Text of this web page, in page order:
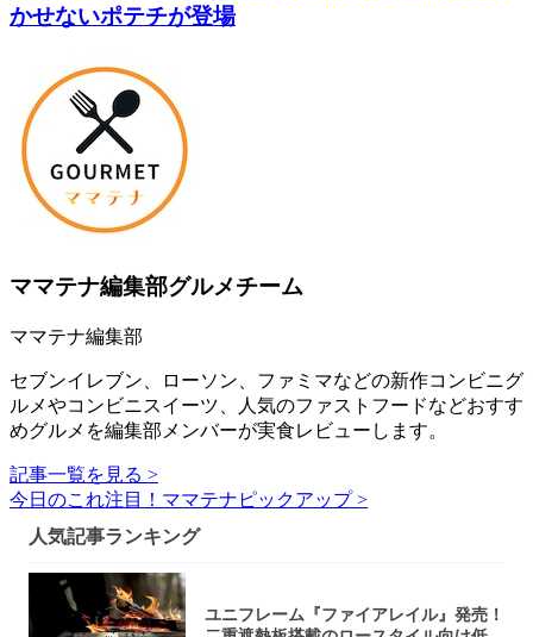
かせないポテチが登場
ママテナ編集部グルメチーム
ママテナ編集部
セブンイレブン、ローソン、ファミマなどの新作コンビニグ
ルメやコンビニスイーツ、人気のファストフードなどおすす
めグルメを編集部メンバーが実食レビューします。
記事一覧を見る >
今日のこれ注目！ママテナピックアップ >
人気記事ランキング
ユニフレーム『ファイアレイル』発売！